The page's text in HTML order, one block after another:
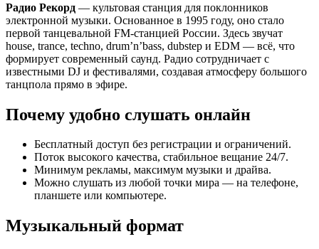
Радио Рекорд — культовая станция для поклонников
электронной музыки. Основанное в 1995 году, оно стало
первой танцевальной FM-станцией России. Здесь звучат
house, trance, techno, drum’n’bass, dubstep и EDM — всё, что
формирует современный саунд. Радио сотрудничает с
известными DJ и фестивалями, создавая атмосферу большого
танцпола прямо в эфире.
Почему удобно слушать онлайн
Бесплатный доступ без регистрации и ограничений.
Поток высокого качества, стабильное вещание 24/7.
Минимум рекламы, максимум музыки и драйва.
Можно слушать из любой точки мира — на телефоне,
планшете или компьютере.
Музыкальный формат